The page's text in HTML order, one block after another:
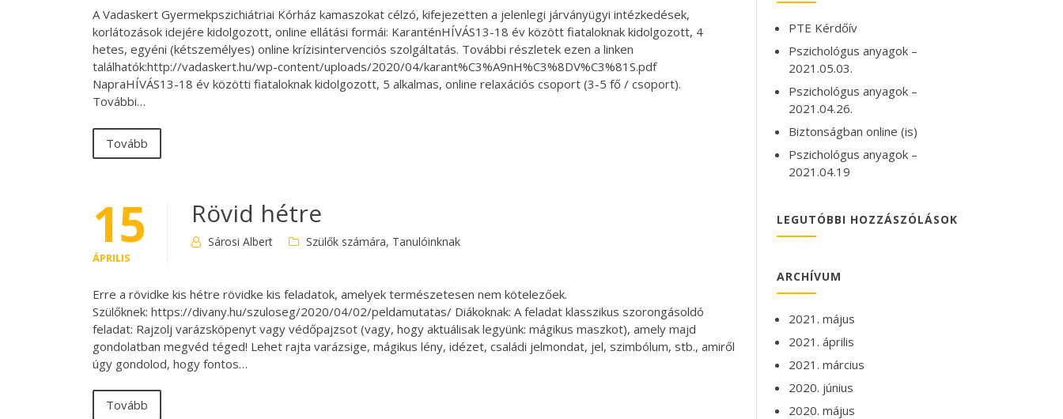
A Vadaskert Gyermekpszichiátriai Kórház kamaszokat célzó, kifejezetten a jelenlegi járványügyi intézkedések,
korlátozások idejére kidolgozott, online ellátási formái: KaranténHÍVÁS13-18 év között fiataloknak kidolgozott, 4
hetes, egyéni (kétszemélyes) online krízisintervenciós szolgáltatás. További részletek ezen a linken
találhatók:http://vadaskert.hu/wp-content/uploads/2020/04/karant%C3%A9nH%C3%8DV%C3%81S.pdf
NapraHÍVÁS13-18 év közötti fiataloknak kidolgozott, 5 alkalmas, online relaxációs csoport (3-5 fő / csoport).
További…
Tovább
15
ÁPRILIS
Rövid hétre
Sárosi Albert Szülők számára, Tanulóinknak
Erre a rövidke kis hétre rövidke kis feladatok, amelyek természetesen nem kötelezőek.
Szülőknek: https://divany.hu/szuloseg/2020/04/02/peldamutatas/ Diákoknak: A feladat klasszikus szorongásoldó
feladat: Rajzolj varázsköpenyt vagy védőpajzsot (vagy, hogy aktuálisak legyünk: mágikus maszkot), amely majd
gondolatban megvéd téged! Lehet rajta varázsige, mágikus lény, idézet, családi jelmondat, jel, szimbólum, stb., amiről
úgy gondolod, hogy fontos…
Tovább
PTE Kérdőív
Pszichológus anyagok –
2021.05.03.
Pszichológus anyagok –
2021.04.26.
Biztonságban online (is)
Pszichológus anyagok –
2021.04.19
LEGUTÓBBI HOZZÁSZÓLÁSOK
ARCHÍVUM
2021. május
2021. április
2021. március
2020. június
2020. május